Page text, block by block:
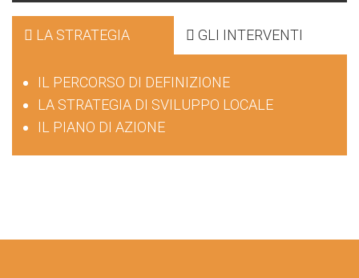
LA STRATEGIA GLI INTERVENTI
IL PERCORSO DI DEFINIZIONE
LA STRATEGIA DI SVILUPPO LOCALE
IL PIANO DI AZIONE